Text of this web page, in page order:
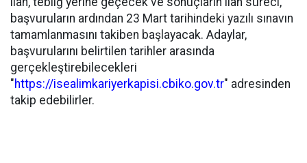
başvuruların ardından 23 Mart tarihindeki yazılı sınavın
tamamlanmasını takiben başlayacak. Adaylar,
başvurularını belirtilen tarihler arasında
gerçekleştirebilecekleri
"https://isealimkariyerkapisi.cbiko.gov.tr" adresinden
takip edebilirler.